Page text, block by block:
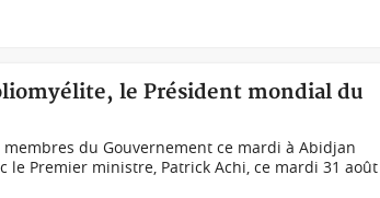
le Président mondial du
du Gouvernement ce mardi à Abidjan
le Premier ministre, Patrick Achi, ce mardi 31 août